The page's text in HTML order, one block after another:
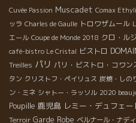
Cuvée Passion Muscadet Comax
ッラ Charles de Gaulle トロワザムール
エール Coupe de Monde 2018 クロ・ル
café-bistro Le Cristal ビストロ
Treilles パリ パリ・ビストロ・コワン
タン クリストフ・ペイリュス 炭焼・しの
ン・ミネ シャトー・ラッソル 2020
Poupille 鹿児島 レミー・デュフェー
Terroir Garde Robe ベルナール・ナデ